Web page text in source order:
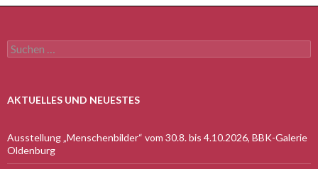
Suchen
nach:
AKTUELLES UND NEUESTES
Ausstellung „Menschenbilder“ vom 30.8. bis 4.10.2026, BBK-Galerie
Oldenburg